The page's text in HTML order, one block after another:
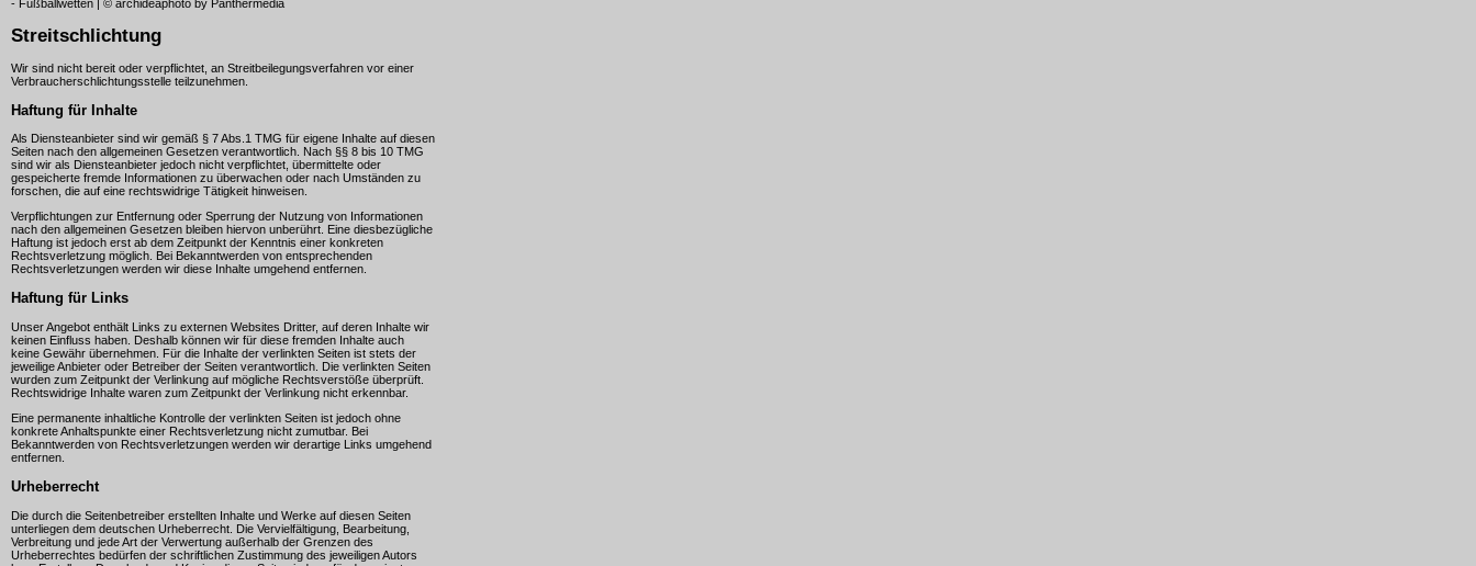
- Fußballwetten | © archideaphoto by Panthermedia
Streitschlichtung
Wir sind nicht bereit oder verpflichtet, an Streitbeilegungsverfahren vor einer
Verbraucherschlichtungsstelle teilzunehmen.
Haftung für Inhalte
Als Diensteanbieter sind wir gemäß § 7 Abs.1 TMG für eigene Inhalte auf diesen
Seiten nach den allgemeinen Gesetzen verantwortlich. Nach §§ 8 bis 10 TMG
sind wir als Diensteanbieter jedoch nicht verpflichtet, übermittelte oder
gespeicherte fremde Informationen zu überwachen oder nach Umständen zu
forschen, die auf eine rechtswidrige Tätigkeit hinweisen.
Verpflichtungen zur Entfernung oder Sperrung der Nutzung von Informationen
nach den allgemeinen Gesetzen bleiben hiervon unberührt. Eine diesbezügliche
Haftung ist jedoch erst ab dem Zeitpunkt der Kenntnis einer konkreten
Rechtsverletzung möglich. Bei Bekanntwerden von entsprechenden
Rechtsverletzungen werden wir diese Inhalte umgehend entfernen.
Haftung für Links
Unser Angebot enthält Links zu externen Websites Dritter, auf deren Inhalte wir
keinen Einfluss haben. Deshalb können wir für diese fremden Inhalte auch
keine Gewähr übernehmen. Für die Inhalte der verlinkten Seiten ist stets der
jeweilige Anbieter oder Betreiber der Seiten verantwortlich. Die verlinkten Seiten
wurden zum Zeitpunkt der Verlinkung auf mögliche Rechtsverstöße überprüft.
Rechtswidrige Inhalte waren zum Zeitpunkt der Verlinkung nicht erkennbar.
Eine permanente inhaltliche Kontrolle der verlinkten Seiten ist jedoch ohne
konkrete Anhaltspunkte einer Rechtsverletzung nicht zumutbar. Bei
Bekanntwerden von Rechtsverletzungen werden wir derartige Links umgehend
entfernen.
Urheberrecht
Die durch die Seitenbetreiber erstellten Inhalte und Werke auf diesen Seiten
unterliegen dem deutschen Urheberrecht. Die Vervielfältigung, Bearbeitung,
Verbreitung und jede Art der Verwertung außerhalb der Grenzen des
Urheberrechtes bedürfen der schriftlichen Zustimmung des jeweiligen Autors